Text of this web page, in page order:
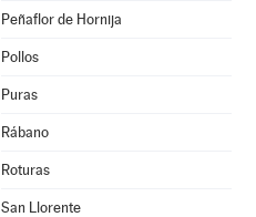
Peñaflor de Hornija
Pollos
Puras
Rábano
Roturas
San Llorente